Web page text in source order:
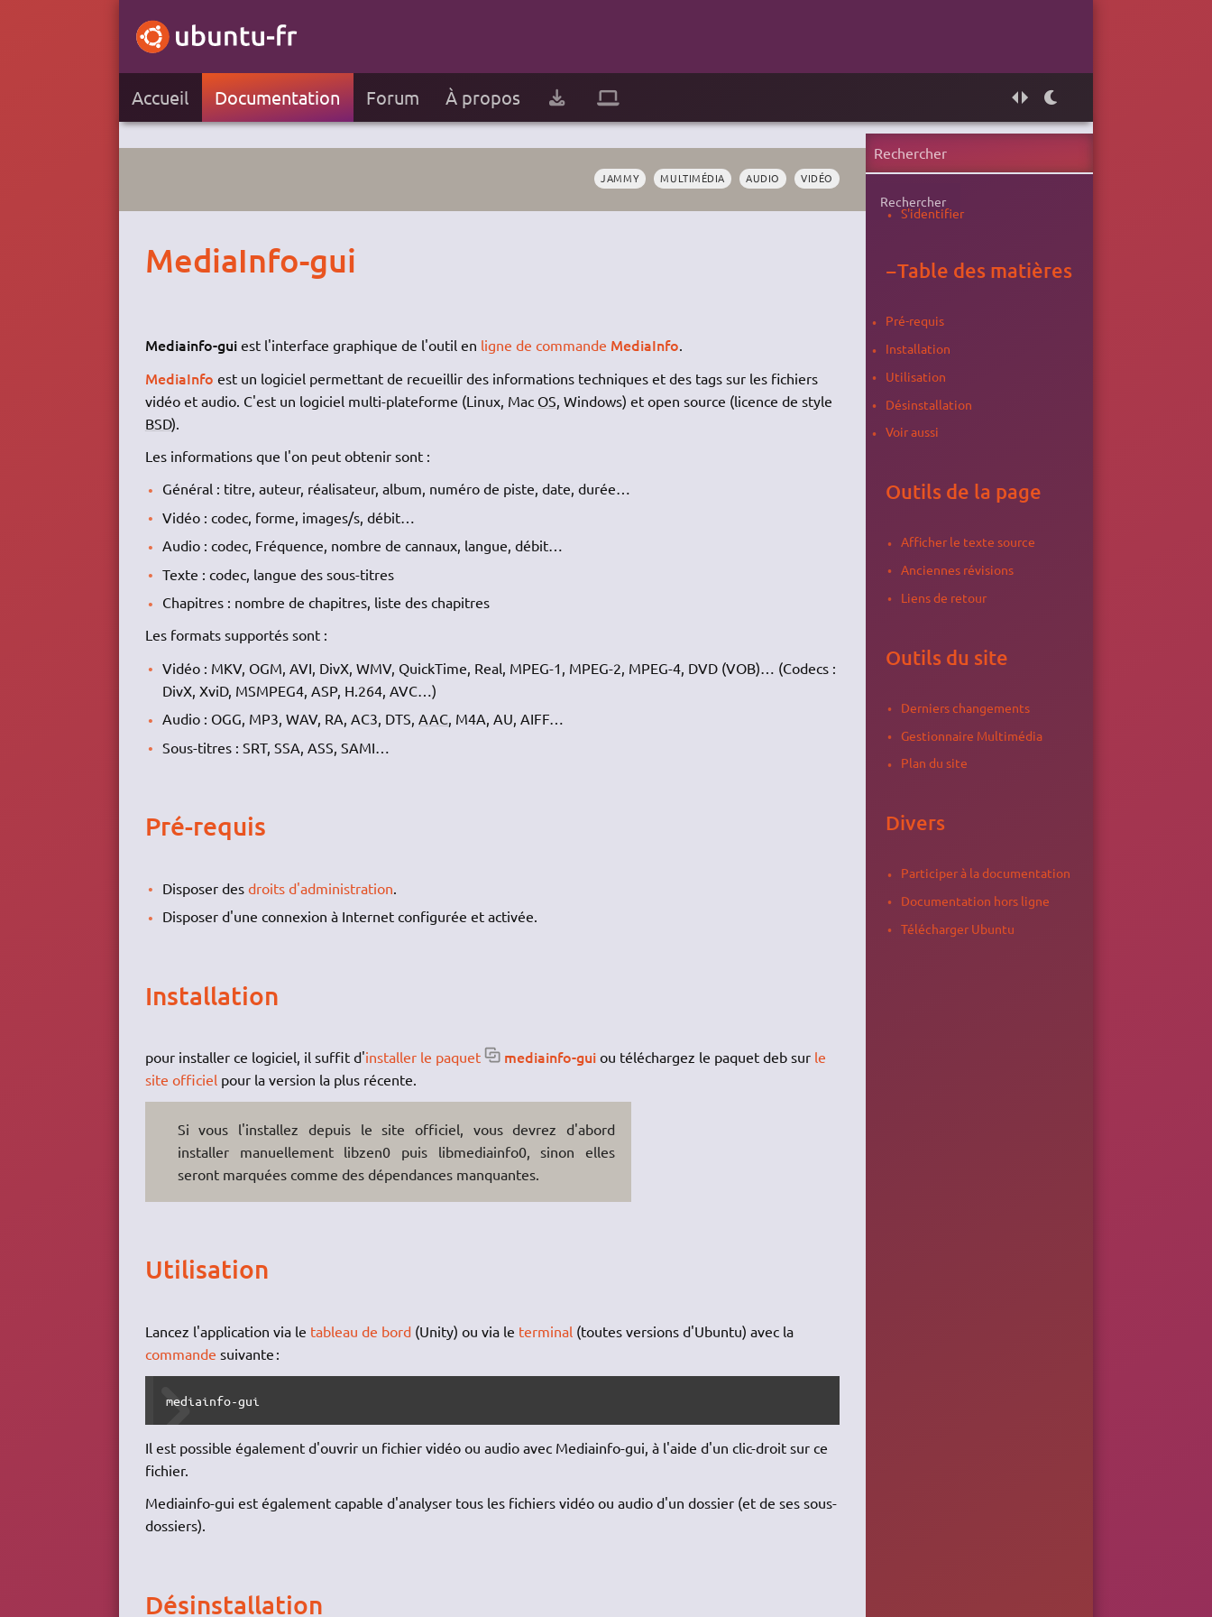
Accueil Documentation Forum À propos
JAMMY MULTIMÉDIA AUDIO VIDÉO
MediaInfo-gui
Mediainfo-guiest l'interface graphique de l'outil en ligne de commande MediaInfo.
MediaInfo est un logiciel permettant de recueillir des informations techniques et des tags sur les fichiers
vidéo et audio. C'est un logiciel multi-plateforme (Linux, Mac OS , Windows) et open source (licence de style
BSD).
Les informations que l'on peut obtenir sont :
Général : titre, auteur, réalisateur, album, numéro de piste, date, durée…
Vidéo : codec, forme, images/s, débit…
Audio : codec, Fréquence, nombre de cannaux, langue, débit…
Texte : codec, langue des sous-titres
Chapitres : nombre de chapitres, liste des chapitres
Les formats supportés sont :
Vidéo : MKV, OGM, AVI, DivX, WMV, QuickTime, Real, MPEG-1, MPEG-2, MPEG-4, DVD (VOB)… (Codecs :
DivX, XviD, MSMPEG4, ASP, H.264, AVC…)
Audio : OGG, MP3, WAV, RA, AC3, DTS,AAC, M4A, AU, AIFF…
Sous-titres : SRT, SSA, ASS, SAMI…
Pré-requis
Disposer desdroits d'administration
Disposer d'une connexion à Internet configurée et activée.
Installation
pour installer ce logiciel, il suffit d'installer le paquet mediainfo-gui ou téléchargez le paquet deb sur le
site officielpour la version la plus récente.
Si vous l'installez depuis le site officiel, vous devrez d'abord
installer manuellement libzen0 puis libmediainfo0, sinon elles
seront marquées comme des dépendances manquantes.
Utilisation
Lancez l'application via le tableau de bord(Unity) ou via le terminal (toutes versions d'Ubuntu) avec la
commande suivante :
mediainfo-gui
Il est possible également d'ouvrir un fichier vidéo ou audio avec Mediainfo-gui, à l'aide d'un clic-droit sur ce
fichier.
Mediainfo-gui est également capable d'analyser tous les fichiers vidéo ou audio d'un dossier (et de ses sous-
dossiers).
Désinstallation
Rechercher
S'identifier
−Table des matières
Pré-requis
Installation
Utilisation
Désinstallation
Voir aussi
Outils de la page
Afficher le texte source
Anciennes révisions
Liens de retour
Outils du site
Derniers changements
Gestionnaire Multimédia
Plan du site
Divers
Participer à la documentation
Documentation hors ligne
Télécharger Ubuntu